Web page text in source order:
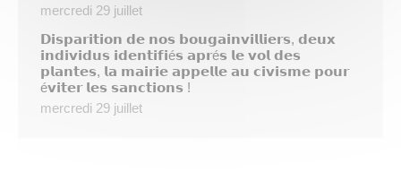
mercredi 29 juillet
𝗗𝗶𝘀𝗽𝗮𝗿𝗶𝘁𝗶𝗼𝗻 𝗱𝗲 𝗻𝗼𝘀 𝗯𝗼𝘂𝗴𝗮𝗶𝗻𝘃𝗶𝗹𝗹𝗶𝗲𝗿𝘀, 𝗱𝗲𝘂𝘅
𝗶𝗻𝗱𝗶𝘃𝗶𝗱𝘂𝘀 𝗶𝗱𝗲𝗻𝘁𝗶𝗳𝗶é𝘀 𝗮𝗽𝗿é𝘀 𝗹𝗲 𝘃𝗼𝗹 𝗱𝗲𝘀
𝗽𝗹𝗮𝗻𝘁𝗲𝘀, 𝗹𝗮 𝗺𝗮𝗶𝗿𝗶𝗲 𝗮𝗽𝗽𝗲𝗹𝗹𝗲 𝗮𝘂 𝗰𝗶𝘃𝗶𝘀𝗺𝗲 𝗽𝗼𝘂𝗿
é𝘃𝗶𝘁𝗲𝗿 𝗹𝗲𝘀 𝘀𝗮𝗻𝗰𝘁𝗶𝗼𝗻𝘀 !
mercredi 29 juillet